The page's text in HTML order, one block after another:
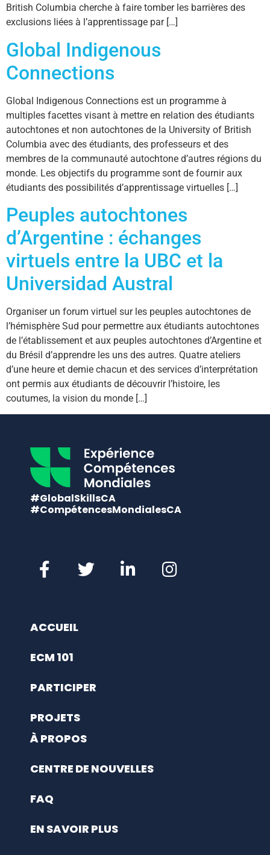
British Columbia cherche à faire tomber les barrières des
exclusions liées à l’apprentissage par […]
Global Indigenous
Connections
Global Indigenous Connections est un programme à
multiples facettes visant à mettre en relation des étudiants
autochtones et non autochtones de la University of British
Columbia avec des étudiants, des professeurs et des
membres de la communauté autochtone d’autres régions du
monde. Les objectifs du programme sont de fournir aux
étudiants des possibilités d’apprentissage virtuelles […]
Peuples autochtones
d’Argentine : échanges
virtuels entre la UBC et la
Universidad Austral
Organiser un forum virtuel sur les peuples autochtones de
l’hémisphère Sud pour permettre aux étudiants autochtones
de l’établissement et aux peuples autochtones d’Argentine et
du Brésil d’apprendre les uns des autres. Quatre ateliers
d’une heure et demie chacun et des services d’interprétation
ont permis aux étudiants de découvrir l’histoire, les
coutumes, la vision du monde […]
#GlobalSkillsCA
#CompétencesMondialesCA
ACCUEIL
ECM 101
PARTICIPER
PROJETS
À PROPOS
CENTRE DE NOUVELLES
FAQ
EN SAVOIR PLUS